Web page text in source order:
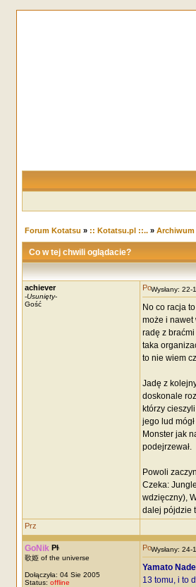
Forum Kotatsu » :: Kotatsu.pl ::..» Archiwum
Co w tej chwili oglądacie?
achiever
-Usunięty-
Gość
Wysłany:
No co racja
może i nawet
radę z
taka
to nie wiem
Jadę z
doskonale
którzy
jego lud
Monster jak
podejrzewał.
Powoli
Czeka:
wdzięczny),
dalej pójdzie
GoNik
歌姫 of the universe
Dołączyła: 04 Sie 2005
Status: offline
Wysłany:
Yamato
13 tomu, i to